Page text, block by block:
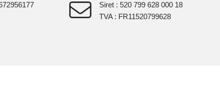
Siret : 520 799 628 000 18
TVA : FR11520799628